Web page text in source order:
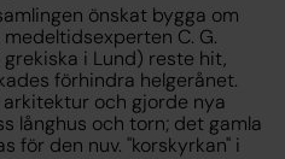
önskat bygga om
C. G.
i Lund) reste hit,
förhindra helgerånet.
och gjorde nya
långhus och torn; det gamla
för den nuv. "korskyrkan" i